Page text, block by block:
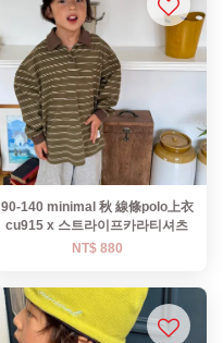
90-140 minimal 秋 線條polo上衣
cu915 x 스트라이프카라티셔츠
NT$ 880